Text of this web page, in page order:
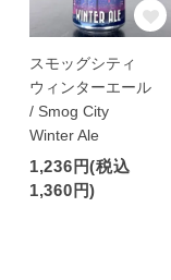
スモッグシティ
ウィンターエール
/ Smog City
Winter Ale
1,236円(税込
1,360円)